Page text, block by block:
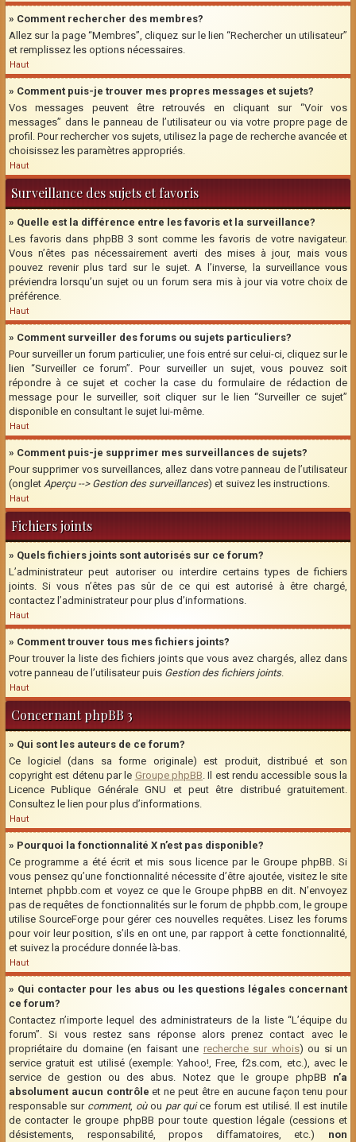
» Comment rechercher des membres?
Allez sur la page “Membres”, cliquez sur le lien “Rechercher un utilisateur”
et remplissez les options nécessaires.
Haut
» Comment puis-je trouver mes propres messages et sujets?
Vos messages peuvent être retrouvés en cliquant sur “Voir vos
messages” dans le panneau de l’utilisateur ou via votre propre page de
profil. Pour rechercher vos sujets, utilisez la page de recherche avancée et
choisissez les paramètres appropriés.
Haut
Surveillance des sujets et favoris
» Quelle est la différence entre les favoris et la surveillance?
Les favoris dans phpBB 3 sont comme les favoris de votre navigateur.
Vous n’êtes pas nécessairement averti des mises à jour, mais vous
pouvez revenir plus tard sur le sujet. A l’inverse, la surveillance vous
préviendra lorsqu’un sujet ou un forum sera mis à jour via votre choix de
préférence.
Haut
» Comment surveiller des forums ou sujets particuliers?
Pour surveiller un forum particulier, une fois entré sur celui-ci, cliquez sur le
lien “Surveiller ce forum”. Pour surveiller un sujet, vous pouvez soit
répondre à ce sujet et cocher la case du formulaire de rédaction de
message pour le surveiller, soit cliquer sur le lien “Surveiller ce sujet”
disponible en consultant le sujet lui-même.
Haut
» Comment puis-je supprimer mes surveillances de sujets?
Pour supprimer vos surveillances, allez dans votre panneau de l’utilisateur
(onglet Aperçu --> Gestion des surveillances) et suivez les instructions.
Haut
Fichiers joints
» Quels fichiers joints sont autorisés sur ce forum?
L’administrateur peut autoriser ou interdire certains types de fichiers
joints. Si vous n’êtes pas sûr de ce qui est autorisé à être chargé,
contactez l’administrateur pour plus d’informations.
Haut
» Comment trouver tous mes fichiers joints?
Pour trouver la liste des fichiers joints que vous avez chargés, allez dans
votre panneau de l’utilisateur puis Gestion des fichiers joints.
Haut
Concernant phpBB 3
» Qui sont les auteurs de ce forum?
Ce logiciel (dans sa forme originale) est produit, distribué et son
copyright est détenu par le Groupe phpBB. Il est rendu accessible sous la
Licence Publique Générale GNU et peut être distribué gratuitement.
Consultez le lien pour plus d’informations.
Haut
» Pourquoi la fonctionnalité X n’est pas disponible?
Ce programme a été écrit et mis sous licence par le Groupe phpBB. Si
vous pensez qu’une fonctionnalité nécessite d’être ajoutée, visitez le site
Internet phpbb.com et voyez ce que le Groupe phpBB en dit. N’envoyez
pas de requêtes de fonctionnalités sur le forum de phpbb.com, le groupe
utilise SourceForge pour gérer ces nouvelles requêtes. Lisez les forums
pour voir leur position, s’ils en ont une, par rapport à cette fonctionnalité,
et suivez la procédure donnée là-bas.
Haut
» Qui contacter pour les abus ou les questions légales concernant
ce forum?
Contactez n’importe lequel des administrateurs de la liste “L’équipe du
forum”. Si vous restez sans réponse alors prenez contact avec le
propriétaire du domaine (en faisant une recherche sur whois) ou si un
service gratuit est utilisé (exemple: Yahoo!, Free, f2s.com, etc.), avec le
service de gestion ou des abus. Notez que le groupe phpBB n’a
absolument aucun contrôle et ne peut être en aucune façon tenu pour
responsable sur comment, oùou par quice forum est utilisé. Il est inutile
de contacter le groupe phpBB pour toute question légale (cessions et
désistements, responsabilité, propos diffamatoires, etc.) non